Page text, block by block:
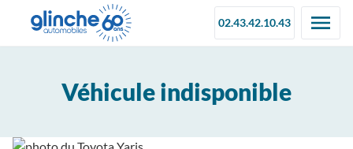
02.43.42.10.43
Véhicule indisponible